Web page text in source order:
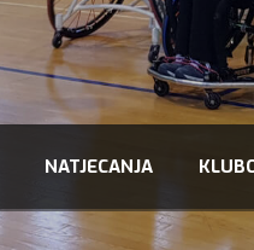
NATJECANJA